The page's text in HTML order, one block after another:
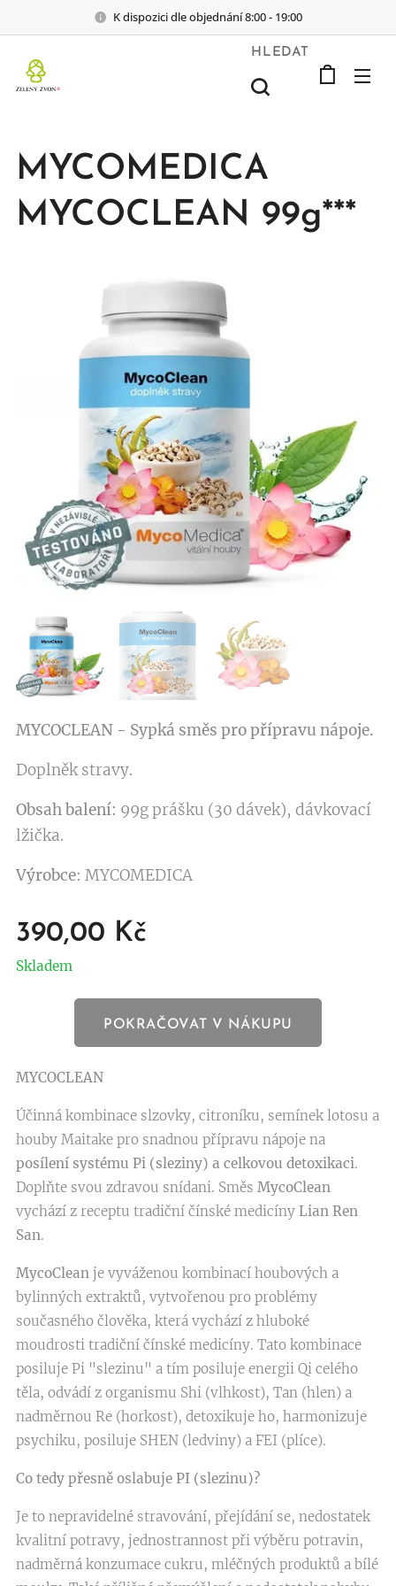
K dispozici dle objednání 8:00 - 19:00
HLEDAT
MYCOMEDICA
MYCOCLEAN 99g***
MYCOCLEAN - Sypká směs pro přípravu nápoje.
Doplněk stravy.
Obsah balení: 99g prášku (30 dávek), dávkovací
lžička.
Výrobce: MYCOMEDICA
390,00 Kč
Skladem
POKRAČOVAT V NÁKUPU
MYCOCLEAN
Účinná kombinace slzovky, citroníku, semínek lotosu a
houby Maitake pro snadnou přípravu nápoje na
posílení systému Pi (sleziny) a celkovou detoxikaci.
Doplňte svou zdravou snídani. Směs MycoClean
vychází z receptu tradiční čínské medicíny Lian Ren
San.
MycoClean je vyváženou kombinací houbových a
bylinných extraktů, vytvořenou pro problémy
současného člověka, která vychází z hluboké
moudrosti tradiční čínské medicíny. Tato kombinace
posiluje Pi "slezinu" a tím posiluje energii Qi celého
těla, odvádí z organismu Shi (vlhkost), Tan (hlen) a
nadměrnou Re (horkost), detoxikuje ho, harmonizuje
psychiku, posiluje SHEN (ledviny) a FEI (plíce).
Co tedy přesně oslabuje PI (slezinu)?
Je to nepravidelné stravování, přejídání se, nedostatek
kvalitní potravy, jednostrannost při výběru potravin,
nadměrná konzumace cukru, mléčných produktů a bílé